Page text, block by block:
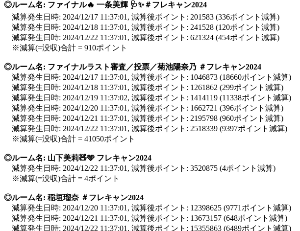
◎ルーム名: ファイナル🔥 一条美輝 🩺✨️＃フレキャン2024
減算発生日時: 2024/12/17 11:37:01, 減算後ポイント: 201583 (336ポイント減算)
減算発生日時: 2024/12/18 11:37:01, 減算後ポイント: 241528 (120ポイント減算)
減算発生日時: 2024/12/22 11:37:01, 減算後ポイント: 621324 (454ポイント減算)
※減算(=没収)合計 = 910ポイント
◎ルーム名: ファイナルラスト審査／投票／菊池陽奈乃 ＃フレキャン2024
減算発生日時: 2024/12/17 11:37:01, 減算後ポイント: 1046873 (18660ポイント減算)
減算発生日時: 2024/12/18 11:37:01, 減算後ポイント: 1261862 (299ポイント減算)
減算発生日時: 2024/12/19 11:37:02, 減算後ポイント: 1414119 (11338ポイント減算)
減算発生日時: 2024/12/20 11:37:01, 減算後ポイント: 1662721 (396ポイント減算)
減算発生日時: 2024/12/21 11:37:01, 減算後ポイント: 2195798 (960ポイント減算)
減算発生日時: 2024/12/22 11:37:01, 減算後ポイント: 2518339 (9397ポイント減算)
※減算(=没収)合計 = 41050ポイント
◎ルーム名: 山下美莉🧸🩵 フレキャン2024
減算発生日時: 2024/12/22 11:37:01, 減算後ポイント: 3520875 (4ポイント減算)
※減算(=没収)合計 = 4ポイント
◎ルーム名: 稲垣瑠奈 ＃フレキャン2024
減算発生日時: 2024/12/20 11:37:01, 減算後ポイント: 12398625 (9771ポイント減算)
減算発生日時: 2024/12/21 11:37:01, 減算後ポイント: 13673157 (648ポイント減算)
減算発生日時: 2024/12/22 11:37:01, 減算後ポイント: 15355863 (6489ポイント減算)